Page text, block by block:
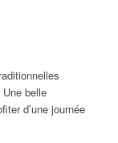
belle
d’une journée